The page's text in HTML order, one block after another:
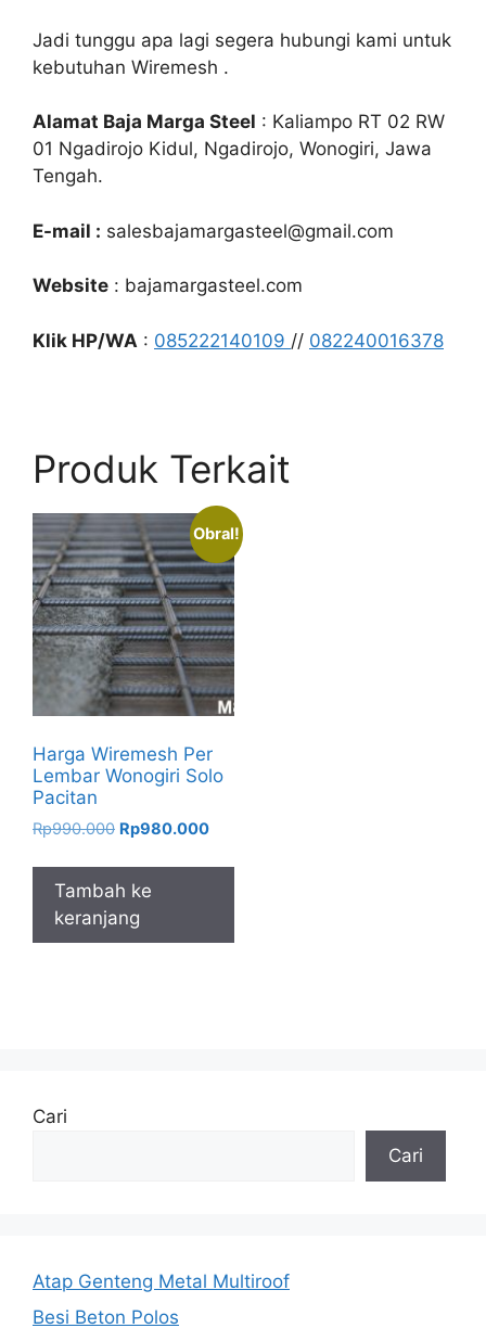
Jadi tunggu apa lagi segera hubungi kami untuk
kebutuhan Wiremesh .
Alamat Baja Marga Steel : Kaliampo RT 02 RW
01 Ngadirojo Kidul, Ngadirojo, Wonogiri, Jawa
Tengah.
E-mail : salesbajamargasteel@gmail.com
Website : bajamargasteel.com
Klik HP/WA : 085222140109 // 082240016378
Produk Terkait
Obral!
Harga Wiremesh Per
Lembar Wonogiri Solo
Pacitan
Rp990.000 Harga
adalah:
Rp990.000.
Rp980.000Harga
ini
Tambah ke
keranjang
Cari
Cari
Atap Genteng Metal Multiroof
Besi Beton Polos